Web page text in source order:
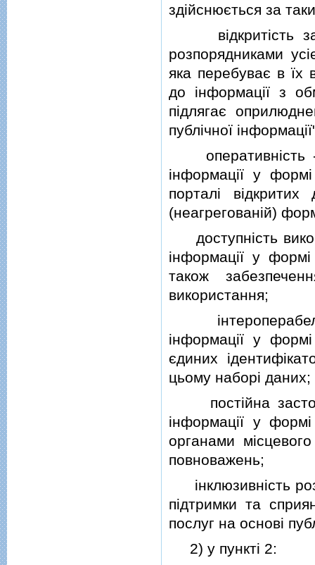
здiйснюється за
вiдкритiсть за
розпорядниками
яка перебуває в
до iнформацiї з
пiдлягає
публiчної
оперативнiсть -
iнформацiї у
порталi
(неагрегованiй)
доступнiсть
iнформацiї у формi
також
використання;
iнформацiї у
єдиних
цьому наборi даних;
постiйна
iнформацiї у формi
органами
повноважень;
iнклюзивнiсть
пiдтримки та
послуг на основi
2) у пунктi 2: